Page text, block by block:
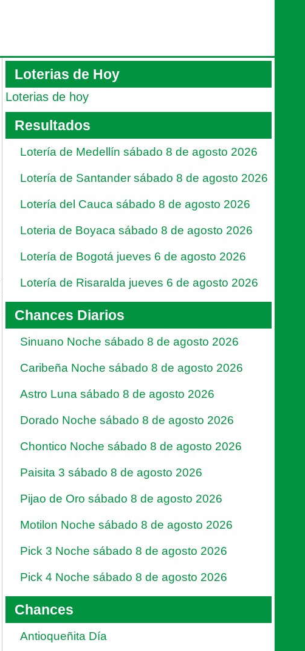
Loterias de Hoy
Loterias de hoy
Resultados
Lotería de Medellín sábado 8 de agosto 2026
Lotería de Santander sábado 8 de agosto 2026
Lotería del Cauca sábado 8 de agosto 2026
Loteria de Boyaca sábado 8 de agosto 2026
Lotería de Bogotá jueves 6 de agosto 2026
Lotería de Risaralda jueves 6 de agosto 2026
Chances Diarios
Sinuano Noche sábado 8 de agosto 2026
Caribeña Noche sábado 8 de agosto 2026
Astro Luna sábado 8 de agosto 2026
Dorado Noche sábado 8 de agosto 2026
Chontico Noche sábado 8 de agosto 2026
Paisita 3 sábado 8 de agosto 2026
Pijao de Oro sábado 8 de agosto 2026
Motilon Noche sábado 8 de agosto 2026
Pick 3 Noche sábado 8 de agosto 2026
Pick 4 Noche sábado 8 de agosto 2026
Chances
Antioqueñita Día